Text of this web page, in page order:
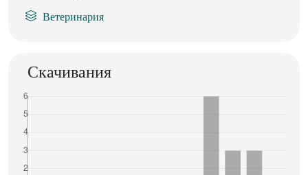
Ветеринария
Скачивания